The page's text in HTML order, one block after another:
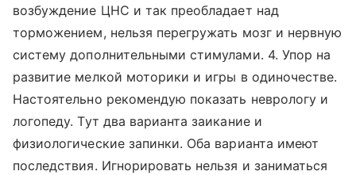
возбуждение ЦНС и так преобладает над
торможением, нельзя перегружать мозг и нервную
систему дополнительными стимулами. 4. Упор на
развитие мелкой моторики и игры в одиночестве.
Настоятельно рекомендую показать неврологу и
логопеду. Тут два варианта заикание и
физиологические запинки. Оба варианта имеют
последствия. Игнорировать нельзя и заниматься